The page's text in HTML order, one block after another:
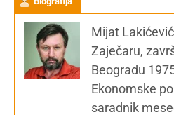
Mijat
Zaječaru,
Beogradu
Ekonomske
saradnik